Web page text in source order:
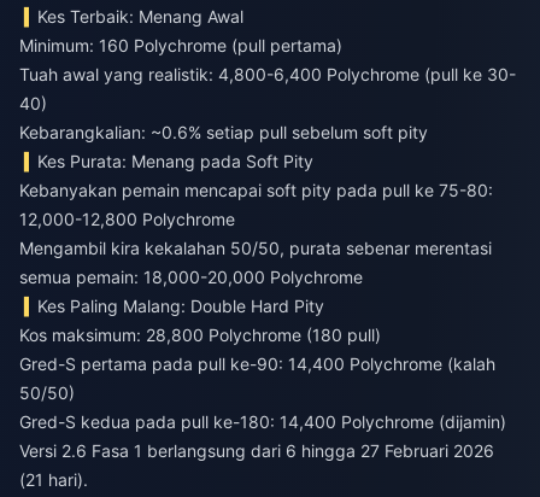
Kes Terbaik: Menang Awal
Minimum: 160 Polychrome (pull pertama)
Tuah awal yang realistik: 4,800-6,400 Polychrome (pull ke 30-
40)
Kebarangkalian: ~0.6% setiap pull sebelum soft pity
Kes Purata: Menang pada Soft Pity
Kebanyakan pemain mencapai soft pity pada pull ke 75-80:
12,000-12,800 Polychrome
Mengambil kira kekalahan 50/50, purata sebenar merentasi
semua pemain: 18,000-20,000 Polychrome
Kes Paling Malang: Double Hard Pity
Kos maksimum: 28,800 Polychrome (180 pull)
Gred-S pertama pada pull ke-90: 14,400 Polychrome (kalah
50/50)
Gred-S kedua pada pull ke-180: 14,400 Polychrome (dijamin)
Versi 2.6 Fasa 1 berlangsung dari 6 hingga 27 Februari 2026
(21 hari).